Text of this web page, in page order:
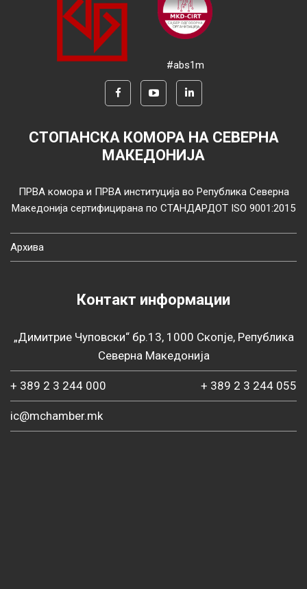
#abs1m
СТОПАНСКА КОМОРА НА СЕВЕРНА
МАКЕДОНИЈА
ПРВА комора и ПРВА институција во Република Северна
Македонија сертифицирана по СТАНДАРДОТ ISO 9001:2015
Архива
Контакт информации
„Димитрие Чуповски“ бр.13, 1000 Скопје, Република
Северна Македонија
+ 389 2 3 244 000 + 389 2 3 244 055
ic@mchamber.mk